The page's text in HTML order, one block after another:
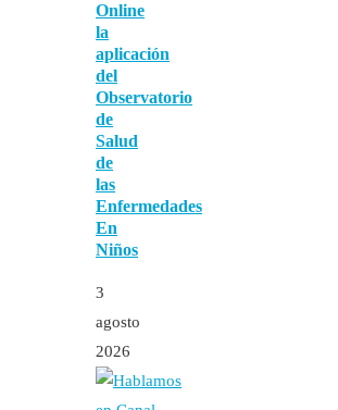
Online
la
aplicación
del
Observatorio
de
Salud
de
las
Enfermedades
En
Niños
3
agosto
2026